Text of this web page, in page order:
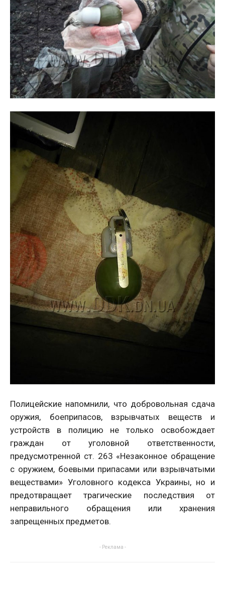
Полицейские напомнили, что добровольная сдача
оружия, боеприпасов, взрывчатых веществ и
устройств в полицию не только освобождает
граждан от уголовной ответственности,
предусмотренной ст. 263 «Незаконное обращение
с оружием, боевыми припасами или взрывчатыми
веществами» Уголовного кодекса Украины, но и
предотвращает трагические последствия от
неправильного обращения или хранения
запрещенных предметов.
- Реклама -